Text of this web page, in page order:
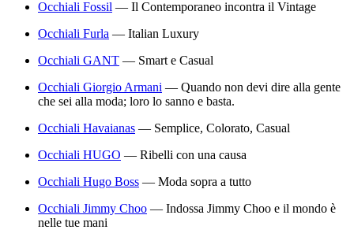
Occhiali Fossil — Il Contemporaneo incontra il Vintage
Occhiali Furla — Italian Luxury
Occhiali GANT — Smart e Casual
Occhiali Giorgio Armani — Quando non devi dire alla gente
che sei alla moda; loro lo sanno e basta.
Occhiali Havaianas — Semplice, Colorato, Casual
Occhiali HUGO — Ribelli con una causa
Occhiali Hugo Boss — Moda sopra a tutto
Occhiali Jimmy Choo — Indossa Jimmy Choo e il mondo è
nelle tue mani